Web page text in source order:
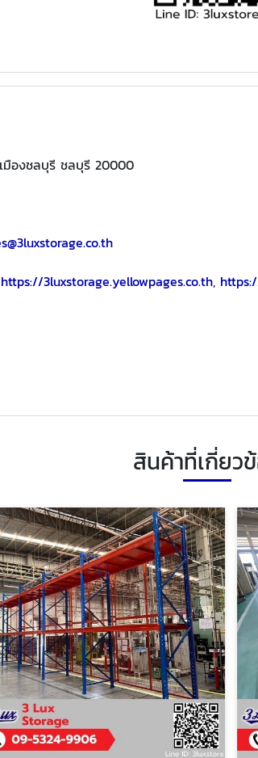
มืองชลบุรี ชลบุรี 20000
https://3luxstorage.yellowpages.co.th,
สินค้าที่เกี่ยว